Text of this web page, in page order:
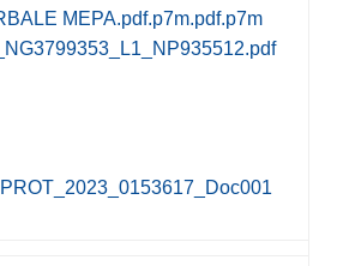
MEPA.pdf.p7m.pdf.p7m